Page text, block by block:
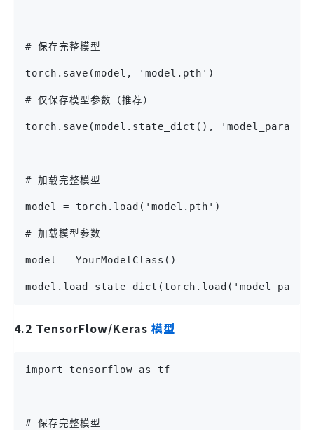
# 保存完整模型
torch.save(model, 'model.pth')
# 仅保存模型参数（推荐）
torch.save(model.state_dict(),
# 加载完整模型
model = torch.load('model.pth')
# 加载模型参数
model = YourModelClass()
4.2 TensorFlow/Keras 模型
import tensorflow as tf
# 保存完整模型